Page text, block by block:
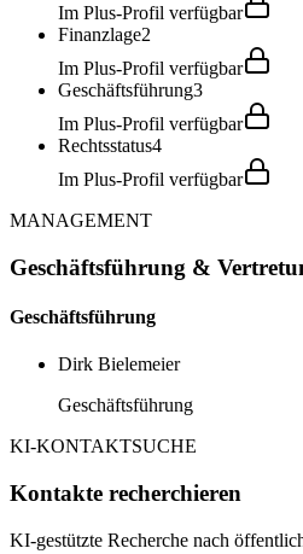
Im Plus-Profil verfügbar
Finanzlage2
Im Plus-Profil verfügbar
Geschäftsführung3
Im Plus-Profil verfügbar
Rechtsstatus4
Im Plus-Profil verfügbar
MANAGEMENT
Geschäftsführung &
Geschäftsführung
Dirk Bielemeier
Geschäftsführung
KI-KONTAKTSUCHE
Kontakte recherchieren
KI-gestützte Recherche nach